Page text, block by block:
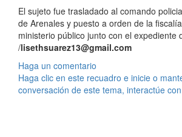
El sujeto fue trasladado al comando
de Arenales y puesto a orden de la
ministerio público junto con el expediente
/lisethsuarez13@gmail.com
Haga un comentario
Haga clic en este recuadro e inicie o
conversación de este tema, interactúe